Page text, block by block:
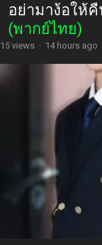
อย่ามาง้อให้
(พากย์ไทย)
15 views · 14 hours ago